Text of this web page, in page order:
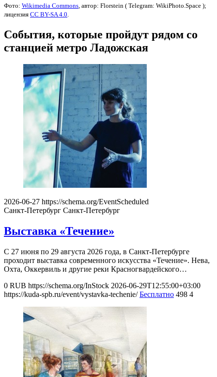
Фото: Wikimedia Commons, автор: Florstein ( Telegram: WikiPhoto.Space );
лицензия CC BY-SA 4.0.
События, которые пройдут рядом со
станцией метро Ладожская
2026-06-27 https://schema.org/EventScheduled
Санкт-Петербург Санкт-Петербург
Выставка «Течение»
С 27 июня по 29 августа 2026 года, в Санкт-Петербурге
проходит выставка современного искусства «Течение». Нева,
Охта, Оккервиль и другие реки Красногвардейского…
0 RUB https://schema.org/InStock 2026-06-29T12:55:00+03:00
https://kuda-spb.ru/event/vystavka-techenie/ Бесплатно 498 4